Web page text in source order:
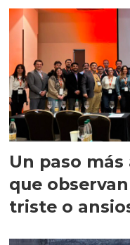
Un paso
que
triste o